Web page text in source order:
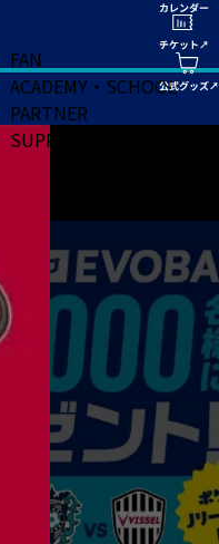
FAN
ACADEMY・SCHOOL
PARTNER
SUPPORT